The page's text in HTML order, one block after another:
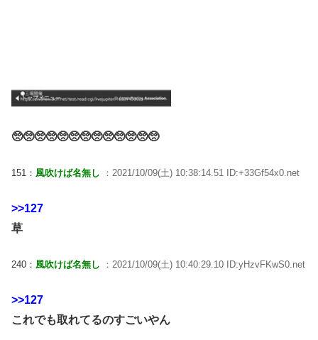
🥺🥺🥺🥺🥺🥺🥺🥺🥺🥺🥺🥺🥺
151： 風吹けば名無し ：2021/10/09(土) 10:38:14.51 ID:+33Gf54x0.net
>>127
草
240： 風吹けば名無し ：2021/10/09(土) 10:40:29.10 ID:yHzvFKwS0.net
>>127
これでも取れてるのすごいやん